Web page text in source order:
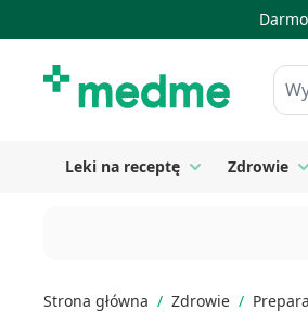
Leki na receptę ToggleZdrowie
Strona główna / Zdrowie /